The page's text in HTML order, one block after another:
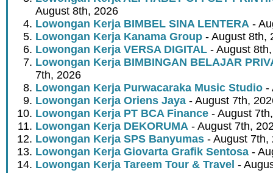
August 8th, 2026
Lowongan Kerja BIMBEL SINA LENTERA -
Lowongan Kerja Kanama Group - August 8th,
Lowongan Kerja VERSA DIGITAL - August
Lowongan Kerja BIMBINGAN BELAJAR
7th, 2026
Lowongan Kerja Purwacaraka Music Studio -
Lowongan Kerja Oriens Jaya - August 7th,
Lowongan Kerja PT BCA Finance - August
Lowongan Kerja DEKORUMA - August 7th,
Lowongan Kerja SPS Banyumas - August 7th,
Lowongan Kerja Giovarta Grafik Sentosa -
Lowongan Kerja Tareem Tour & Travel -